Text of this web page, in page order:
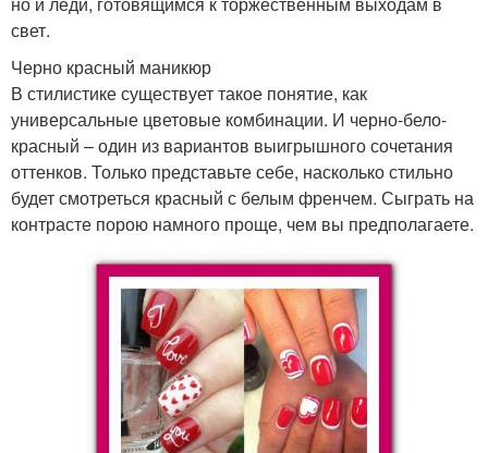
свет.
Черно красный маникюр
В стилистике существует такое понятие, как
универсальные цветовые комбинации. И черно-бело-
красный – один из вариантов выигрышного сочетания
оттенков. Только представьте себе, насколько стильно
будет смотреться красный с белым френчем. Сыграть на
контрасте порою намного проще, чем вы предполагаете.